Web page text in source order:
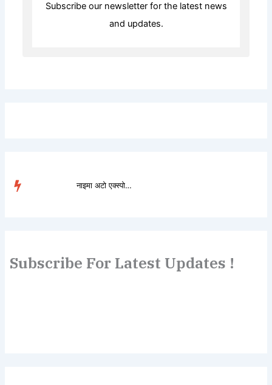
Subscribe our newsletter for the latest news
and updates.
नाइमा अटो एक्स्पोमा डो...
Subscribe For Latest Updates !